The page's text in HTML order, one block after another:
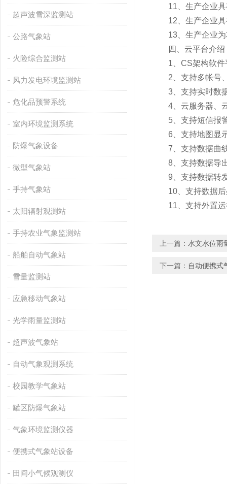
超声波雪深监测站
公路气象站
火险综合监测站
风力发电环境监测站
危化品预警系统
室内环境监测系统
防爆气象设备
微型气象站
手持气象站
太阳辐射观测站
手持农业气象监测站
船舶自动气象站
雪量监测站
应急移动气象站
光学雨量监测站
超声波气象站
自动气象观测系统
校园教学气象站
罐区防爆气象站
气象环境监测仪器
便携式气象站设备
田间小气候观测仪
11、生产企业具
12、生产企业具
13、生产企业为
四、云平台介绍
1、CS架构软件平
2、支持多帐号
3、支持实时数据
4、云服务器、云
5、支持短信报
6、支持地图显示
7、支持数据曲
8、支持数据导
9、支持数据转发
10、支持数据后
11、支持外置运
上一篇： 水文水位雨
下一篇： 自动便携